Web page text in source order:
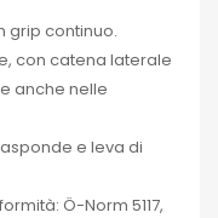
grip continuo.
con catena laterale
anche nelle
e leva di
Ö-Norm 5117,